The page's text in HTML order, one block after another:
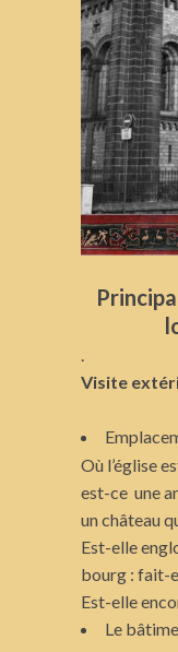
Visite
Où l’église
est-ce une
un château
Est-elle
bourg : fait-
Est-elle
Le